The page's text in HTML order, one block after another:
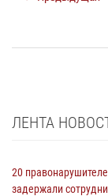
ЛЕНТА
20
задержали